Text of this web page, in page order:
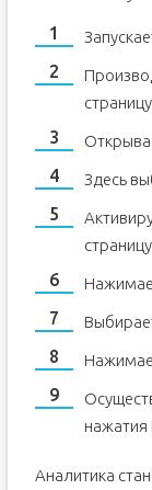
Здесь
нажатия
Аналитика